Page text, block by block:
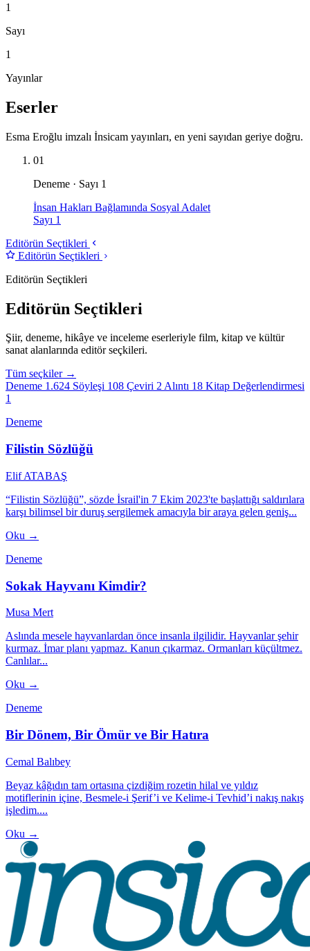
1
Sayı
1
Yayınlar
Eserler
Esma Eroğlu imzalı İnsicam yayınları, en yeni sayıdan geriye doğru.
01
Deneme · Sayı 1
İnsan Hakları Bağlamında Sosyal Adalet
Sayı 1
Editörün Seçtikleri
Editörün Seçtikleri
Editörün Seçtikleri
Editörün Seçtikleri
Şiir, deneme, hikâye ve inceleme eserleriyle film, kitap ve kültür
sanat alanlarında editör seçkileri.
Tüm seçkiler →
Deneme 1.624 Söyleşi 108 Çeviri 2Alıntı 18 Kitap Değerlendirmesi
1
Deneme
Filistin Sözlüğü
Elif ATABAŞ
“Filistin Sözlüğü”, sözde İsrail'in 7 Ekim 2023'te başlattığı saldırılara
karşı bilimsel bir duruş sergilemek amacıyla bir araya gelen geniş...
Oku →
Deneme
Sokak Hayvanı Kimdir?
Musa Mert
Aslında mesele hayvanlardan önce insanla ilgilidir. Hayvanlar şehir
kurmaz. İmar planı yapmaz. Kanun çıkarmaz. Ormanları küçültmez.
Canlılar...
Oku →
Deneme
Bir Dönem, Bir Ömür ve Bir Hatıra
Cemal Balıbey
Beyaz kâğıdın tam ortasına çizdiğim rozetin hilal ve yıldız
motiflerinin içine, Besmele-i Şerif’i ve Kelime-i Tevhid’i nakış nakış
işledim....
Oku →